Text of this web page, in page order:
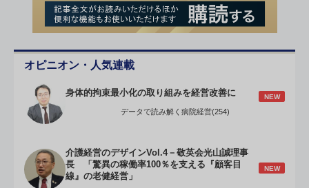
オピニオン・人気連載
身体的拘束最小化の取り組みを経営改善に NEW
データで読み解く病院経営(254)
介護経営のデザインVol.4－敬英会光山誠理事
長 「驚異の稼働率100％を支える『顧客目
線』の老健経営」
NEW